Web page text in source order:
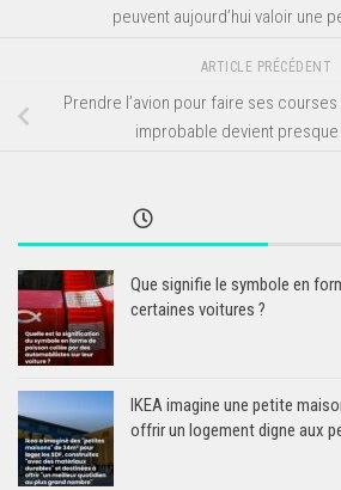
peuvent aujourd’hui valoir une
ARTICLE PRÉCÉDENT
Prendre l’avion pour faire ses
improbable devient
Que signifie le symbole en
certaines voitures ?
IKEA imagine une petite
offrir un logement digne aux